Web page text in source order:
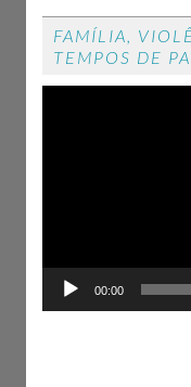
FAMÍLIA,
TEMPOS DE
00:00